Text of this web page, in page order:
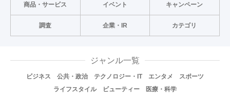
商品・サービス イベント キャンペーン
調査 企業・IR カテゴリ
ジャンル一覧
ビジネス 公共・政治 テクノロジー・IT エンタメ
スポーツ
ライフスタイル
ビューティー 医療・科学